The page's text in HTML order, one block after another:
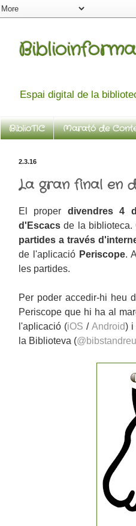
Espai digital de la
BiblioTIC Marató de
2.3.16
La gran final en
El proper divendres 4
d'Escacs de la biblioteca.
partides a través
de l'aplicació Periscope.
les partides.
Per poder accedir-hi heu
Periscope que hi ha al
l'aplicació (iOS / Android) i
la Biblioteva (@bibstandreu